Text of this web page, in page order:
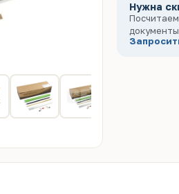
Нужна